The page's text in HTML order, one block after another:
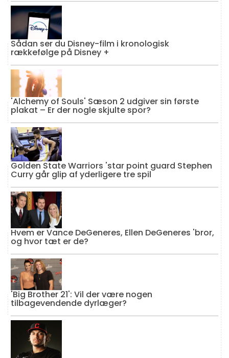
Sådan ser du Disney-film i kronologisk
rækkefølge på Disney +
'Alchemy of Souls' Sæson 2 udgiver sin første
plakat – Er der nogle skjulte spor?
Golden State Warriors 'star point guard Stephen
Curry går glip af yderligere tre spil
Hvem er Vance DeGeneres, Ellen DeGeneres 'bror,
og hvor tæt er de?
'Big Brother 21': Vil der være nogen
tilbagevendende dyrlæger?